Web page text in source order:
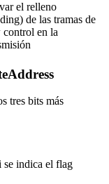
el relleno
de las tramas de
en la
tres bits más
indica el flag